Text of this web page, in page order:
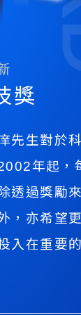
獎
先生對於
年起，
透過獎勵
，亦希望
入在重要